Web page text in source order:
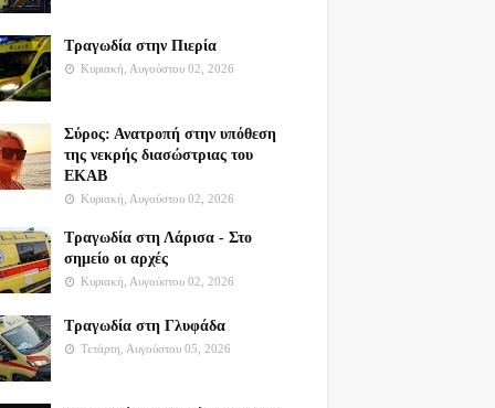
Τραγωδία στην Πιερία
Κυριακή, Αυγούστου 02, 2026
Σύρος: Ανατροπή στην υπόθεση
της νεκρής διασώστριας του
ΕΚΑΒ
Κυριακή, Αυγούστου 02, 2026
Τραγωδία στη Λάρισα - Στο
σημείο οι αρχές
Κυριακή, Αυγούστου 02, 2026
Τραγωδία στη Γλυφάδα
Τετάρτη, Αυγούστου 05, 2026